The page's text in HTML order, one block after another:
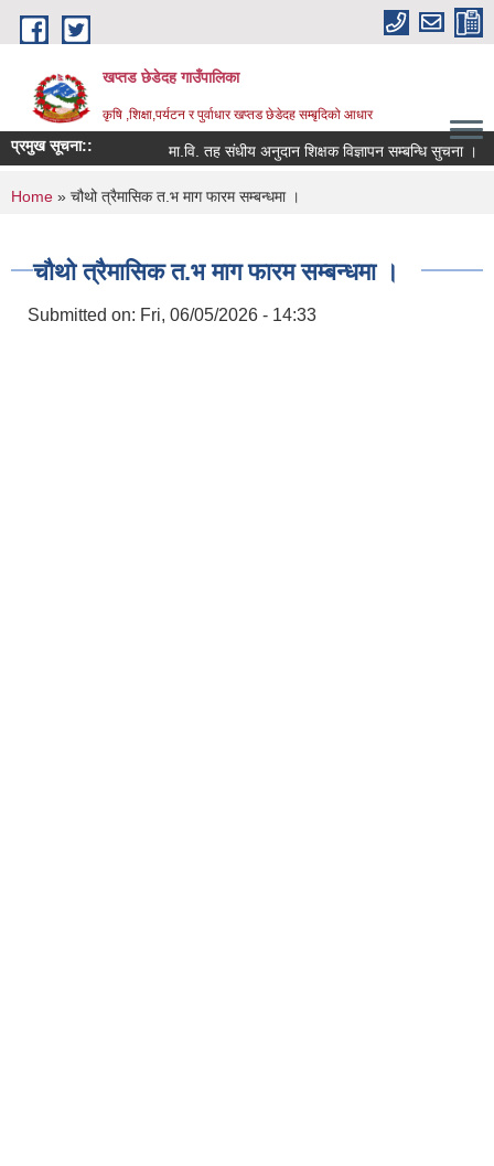
Skip to main content
खप्तड छेडेदह गाउँपालिका
कृषि ,शिक्षा,पर्यटन र पुर्वाधार खप्तड छेडेदह सम्बृदिको आधार
प्रमुख सूचना:: मा.वि. तह संधीय अनुदान शिक्षक विज्ञापन सम्बन्धि सुचना ।
You are here
Home » चौथो त्रैमासिक त.भ माग फारम सम्बन्धमा ।
चौथो त्रैमासिक त.भ माग फारम सम्बन्धमा ।
Submitted on: Fri, 06/05/2026 - 14:33